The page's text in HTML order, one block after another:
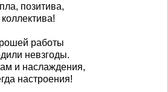
позитива,
работы
невзгоды.
и наслаждения,
настроения!